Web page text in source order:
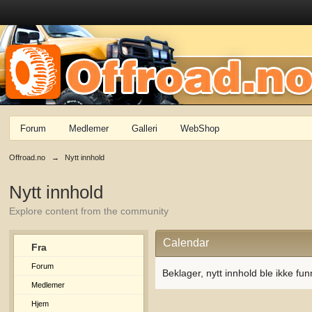
Forum Medlemer Galleri WebShop
Offroad.no → Nytt innhold
Nytt innhold
Explore content from the community
Fra
Forum
Medlemer
Hjem
Calendar
Beklager, nytt innhold ble ikke